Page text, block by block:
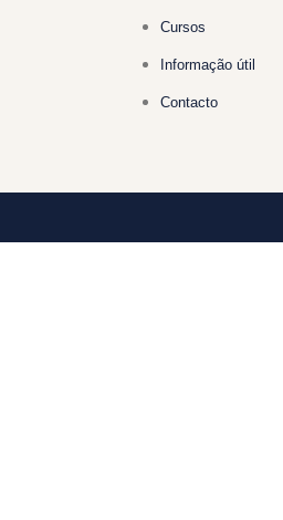
Cursos
Informação útil
Contacto